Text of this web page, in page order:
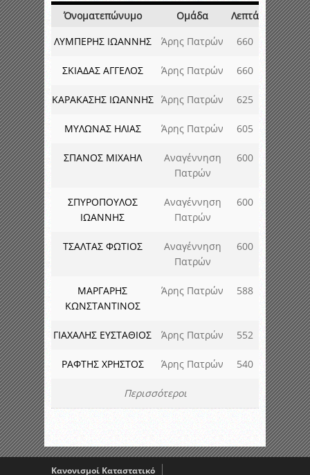
Όνοματεπώνυμο Ομάδα
Λεπτά
ΛΥΜΠΕΡΗΣ ΙΩΑΝΝΗΣ
Άρης Πατρών 660
ΣΚΙΑΔΑΣ ΑΓΓΕΛΟΣ Άρης Πατρών 660
ΚΑΡΑΚΑΣΗΣ ΙΩΑΝΝΗΣ Άρης Πατρών 625
ΜΥΛΩΝΑΣ ΗΛΙΑΣ Άρης Πατρών 605
ΣΠΑΝΟΣ ΜΙΧΑΗΛ
Αναγέννηση
Πατρών
600
ΣΠΥΡΟΠΟΥΛΟΣ
ΙΩΑΝΝΗΣ
Αναγέννηση
Πατρών
600
ΤΣΑΛΤΑΣ ΦΩΤΙΟΣ
Αναγέννηση
Πατρών
600
ΜΑΡΓΑΡΗΣ
ΚΩΝΣΤΑΝΤΙΝΟΣ
Άρης Πατρών 588
ΓΙΑΧΑΛΗΣ ΕΥΣΤΑΘΙΟΣ Άρης Πατρών 552
ΡΑΦΤΗΣ ΧΡΗΣΤΟΣ Άρης Πατρών 540
Περισσότεροι
Κανονισμοί Καταστατικό